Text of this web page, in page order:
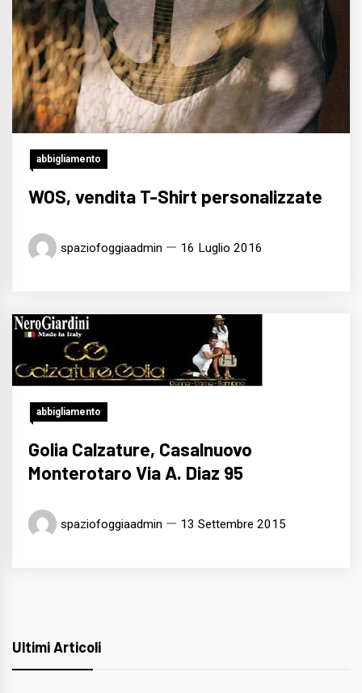
abbigliamento
WOS, vendita T-Shirt personalizzate
spaziofoggiaadmin 16 Luglio 2016
abbigliamento
Golia Calzature, Casalnuovo
Monterotaro Via A. Diaz 95
spaziofoggiaadmin 13 Settembre 2015
Ultimi Articoli